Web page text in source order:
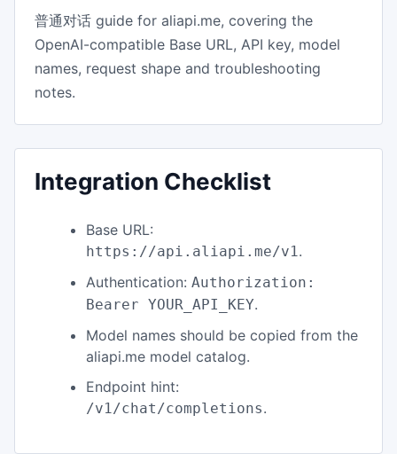
普通对话 guide for aliapi.me, covering the
OpenAI-compatible Base URL, API key, model
names, request shape and troubleshooting
notes.
Integration Checklist
Base URL:
https://api.aliapi.me/v1.
Authentication: Authorization:
Bearer YOUR_API_KEY.
Model names should be copied from the
aliapi.me model catalog.
Endpoint hint:
/v1/chat/completions.